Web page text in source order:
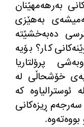
بەرهەمهێنان
بەهێزی
دەبەخشێتە
کار؟ بۆیە
پرۆلتاریا
خۆشحاڵی لە
کە
ڕیزەکانی
.